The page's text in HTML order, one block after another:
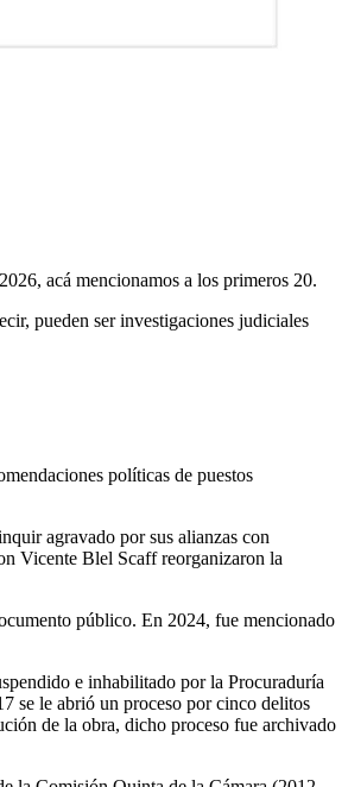
acá mencionamos a los primeros 20.
pueden ser investigaciones judiciales
políticas de puestos
agravado por sus alianzas con
Vicente Blel Scaff reorganizaron la
público. En 2024, fue mencionado
e inhabilitado por la Procuraduría
se le abrió un proceso por cinco delitos
de la obra, dicho proceso fue archivado